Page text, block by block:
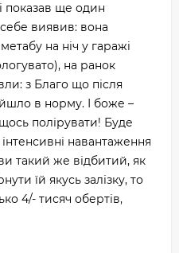
показав ще один
виявив: вона
на ніч у гаражі
на ранок
з Благо що після
в норму. І боже –
полірувати! Буде
навантаження
такий же відбитий, як
їй якусь залізку, то
4/- тисяч обертів,